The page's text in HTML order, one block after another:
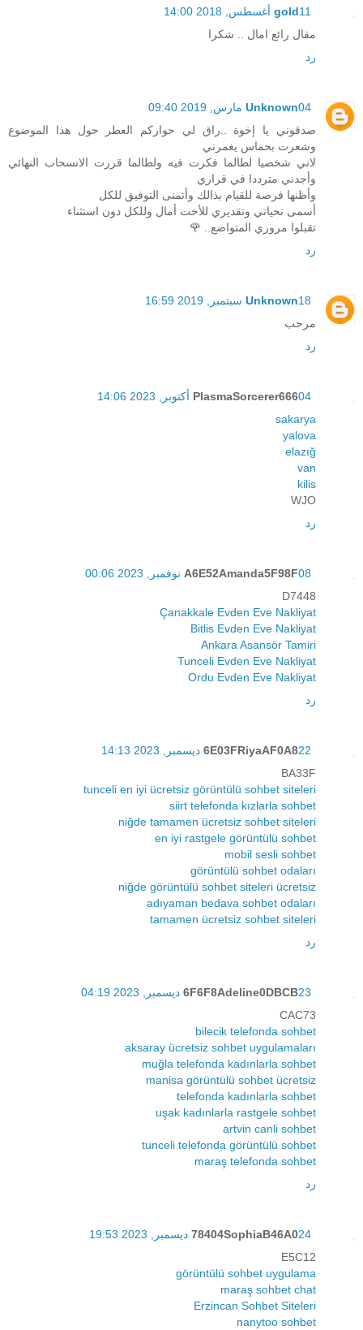
gold11 أغسطس, 2018 14:00
مقال رائع امال .. شكرا
رد
Unknown04 مارس, 2019 09:40
صدقوني يا إخوة ..راق لي حواركم العطر حول هذا الموضوع
وشعرت بحماس يغمرني
لاني شخصيا لطالما فكرت فيه ولطالما قررت الانسحاب النهائي
وأجدني مترددا في قراري
وأظنها فرصة للقيام بذالك وأتمنى التوفيق للكل
أسمى تحياتي وتقديري للأخت أمال وللكل دون استثناء
تقبلوا مروري المتواضع.. 🌹
رد
Unknown18 سبتمبر, 2019 16:59
مرحب
رد
PlasmaSorcerer66604 أكتوبر, 2023 14:06
sakarya
yalova
elazığ
van
kilis
WJO
رد
A6E52Amanda5F98F08 نوفمبر, 2023 00:06
D7448
Çanakkale Evden Eve Nakliyat
Bitlis Evden Eve Nakliyat
Ankara Asansör Tamiri
Tunceli Evden Eve Nakliyat
Ordu Evden Eve Nakliyat
رد
6E03FRiyaAF0A822 ديسمبر, 2023 14:13
BA33F
tunceli en iyi ücretsiz görüntülü sohbet siteleri
siirt telefonda kızlarla sohbet
niğde tamamen ücretsiz sohbet siteleri
en iyi rastgele görüntülü sohbet
mobil sesli sohbet
görüntülü sohbet odaları
niğde görüntülü sohbet siteleri ücretsiz
adıyaman bedava sohbet odaları
tamamen ücretsiz sohbet siteleri
رد
6F6F8Adeline0DBCB23 ديسمبر, 2023 04:19
CAC73
bilecik telefonda sohbet
aksaray ücretsiz sohbet uygulamaları
muğla telefonda kadınlarla sohbet
manisa görüntülü sohbet ücretsiz
telefonda kadınlarla sohbet
uşak kadınlarla rastgele sohbet
artvin canli sohbet
tunceli telefonda görüntülü sohbet
maraş telefonda sohbet
رد
78404SophiaB46A024 ديسمبر, 2023 19:53
E5C12
görüntülü sohbet uygulama
maraş sohbet chat
Erzincan Sohbet Siteleri
nanytoo sohbet